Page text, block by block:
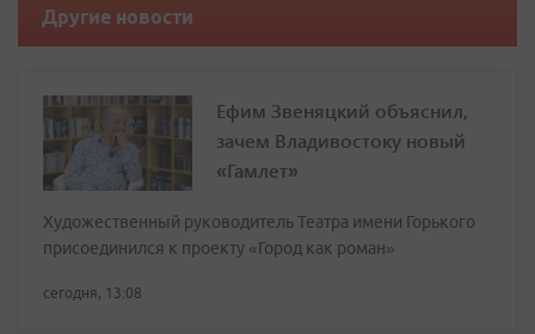
Другие новости
Ефим Звеняцкий объяснил,
зачем Владивостоку новый
«Гамлет»
Художественный руководитель Театра имени Горького
присоединился к проекту «Город как роман»
сегодня, 13:08